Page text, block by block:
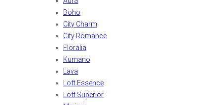
Boho
City Charm
City Romance
Floralia
Kumano
Lava
Loft Essence
Loft Superior